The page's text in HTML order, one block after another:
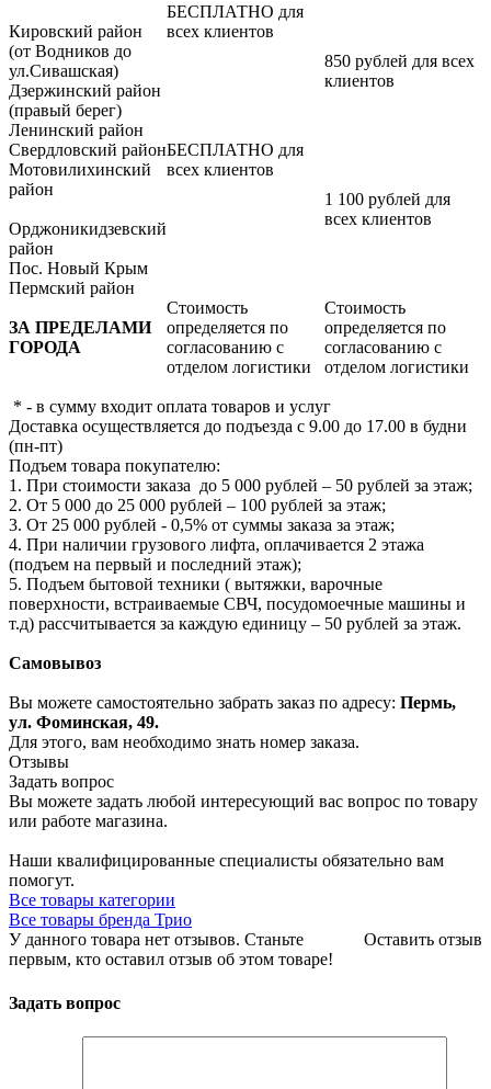
Кировский район
(от Водников до
ул.Сивашская)
Дзержинский район
(правый берег)
Ленинский район
Свердловский район
Мотовилихинский
район
Орджоникидзевский
район
Пос. Новый Крым
Пермский район
БЕСПЛАТНО для
всех клиентов
БЕСПЛАТНО для
всех клиентов
850 рублей для всех
клиентов
1 100 рублей для
всех клиентов
ЗА ПРЕДЕЛАМИ
ГОРОДА
Стоимость
определяется по
согласованию с
отделом логистики
Стоимость
определяется по
согласованию с
отделом логистики
* - в сумму входит оплата товаров и услуг
Доставка осуществляется до подъезда с 9.00 до 17.00 в будни
(пн-пт)
Подъем товара покупателю:
1. При стоимости заказа до 5 000 рублей – 50 рублей за этаж;
2. От 5 000 до 25 000 рублей – 100 рублей за этаж;
3. От 25 000 рублей - 0,5% от суммы заказа за этаж;
4. При наличии грузового лифта, оплачивается 2 этажа
(подъем на первый и последний этаж);
5. Подъем бытовой техники ( вытяжки, варочные
поверхности, встраиваемые СВЧ, посудомоечные машины и
т.д) рассчитывается за каждую единицу – 50 рублей за этаж.
Самовывоз
Вы можете самостоятельно забрать заказ по адресу: Пермь,
ул. Фоминская, 49.
Для этого, вам необходимо знать номер заказа.
Отзывы
Задать вопрос
Вы можете задать любой интересующий вас вопрос по товару
или работе магазина.
Наши квалифицированные специалисты обязательно вам
помогут.
Все товары категории
Все товары бренда Трио
Оставить отзыв
У данного товара нет отзывов. Станьте
первым, кто оставил отзыв об этом товаре!
Задать вопрос